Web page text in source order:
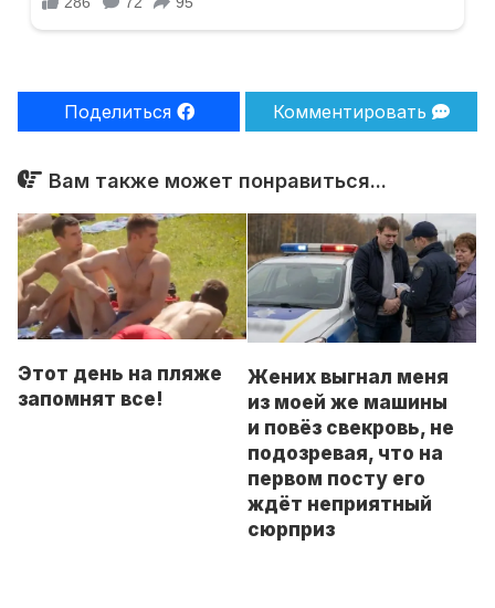
Поделиться Комментировать
Вам также может понравиться...
Этот день на пляже
запомнят все!
Жених выгнал меня
из моей же машины
и повёз свекровь, не
подозревая, что на
первом посту его
ждёт неприятный
сюрприз